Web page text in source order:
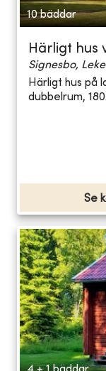
10 bäddar
Härligt hus
Signesbo,
Härligt hus på
dubbelrum,
Se